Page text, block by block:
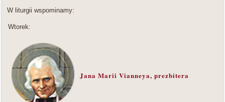
W liturgii wspominamy:
Wtorek:
Jana Marii Vianneya, prezbitera